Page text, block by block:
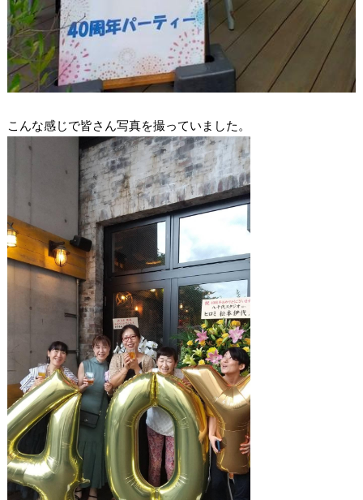
こんな感じで皆さん写真を撮っていました。